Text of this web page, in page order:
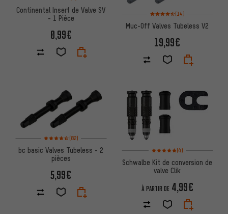
Continental Insert de Valve SV
- 1 Pièce
0,99€
Note moyenne : 4,5 sur 5
(14)
Muc-Off Valves Tubeless V2
19,99€
Note moyenne : 4,5 sur 5 d'après 82 avis
(82)
bc basic Valves Tubeless - 2
pièces
5,99€
Note moyenne : 5 sur 5
(4)
Schwalbe Kit de conversion de
valve Clik
À PARTIR DE 4,99€